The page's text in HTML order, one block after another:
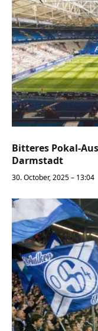
Bitteres Pokal-
Darmstadt
30. October, 2025 – 13:04